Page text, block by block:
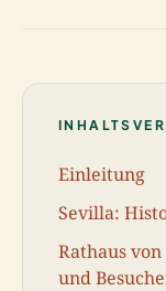
Einleitung
Sevilla:
Rathaus
und